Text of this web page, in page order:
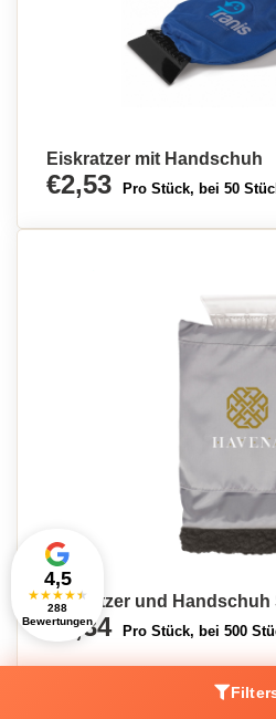
Eiskratzer mit Handschuh
€2,53 Pro Stück, bei 50
Eiskratzer und Handschuh
€2,34 Pro Stück, bei 500
4,5
★★★★★
288
Bewertungen